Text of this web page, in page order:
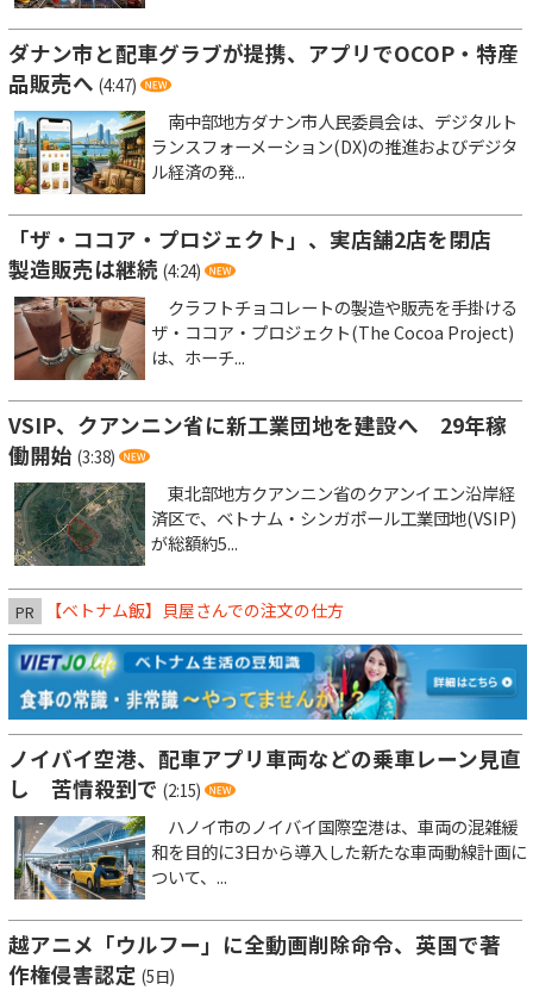
ダナン市と配車グラブが提携、アプリでOCOP・特産
品販売へ (4:47)
南中部地方ダナン市人民委員会は、デジタルト
ランスフォーメーション(DX)の推進およびデジタ
ル経済の発...
「ザ・ココア・プロジェクト」、実店舗2店を閉店
製造販売は継続 (4:24)
クラフトチョコレートの製造や販売を手掛ける
ザ・ココア・プロジェクト(The Cocoa Project)
は、ホーチ...
VSIP、クアンニン省に新工業団地を建設へ 29年稼
働開始 (3:38)
東北部地方クアンニン省のクアンイエン沿岸経
済区で、ベトナム・シンガポール工業団地(VSIP)
が総額約5...
PR 【ベトナム飯】貝屋さんでの注文の仕方
ノイバイ空港、配車アプリ車両などの乗車レーン見直
し 苦情殺到で (2:15)
ハノイ市のノイバイ国際空港は、車両の混雑緩
和を目的に3日から導入した新たな車両動線計画に
ついて、...
越アニメ「ウルフー」に全動画削除命令、英国で著
作権侵害認定 (5日)